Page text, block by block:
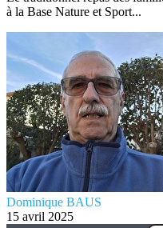
à la Base Nature et Sport...
Dominique BAUS
15 avril 2025